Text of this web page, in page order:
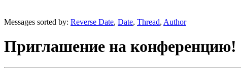
Messages sorted by: Reverse Date, Date, Thread, Author
Приглашение на конференцию!